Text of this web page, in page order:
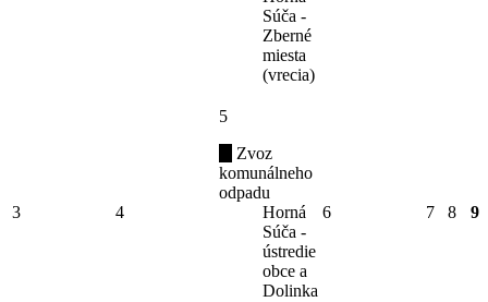
Súča -
Zberné
miesta
(vrecia)
3 4
5
Zvoz
komunálneho
odpadu
Horná
Súča -
ústredie
obce a
Dolinka
6 7 8 9